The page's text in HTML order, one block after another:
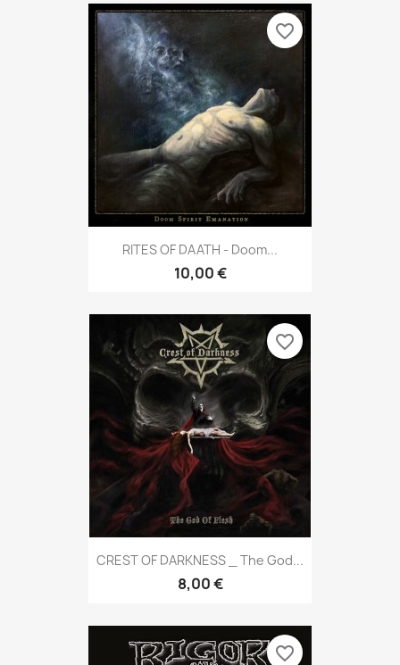
RITES OF DAATH - Doom...
10,00 €
favorite_border
CREST OF DARKNESS _ The God...
8,00 €
favorite_border
favorite_border